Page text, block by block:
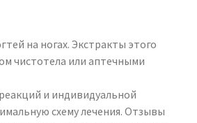
на ногах. Экстракты этого
чистотела или аптечными
и индивидуальной
схему лечения. Отзывы